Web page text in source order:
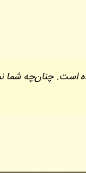
است. چنان‌چه شما